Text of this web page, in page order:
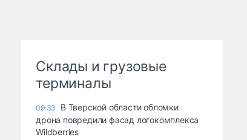
Склады и грузовые
терминалы
09:33
В Тверской области обломки
дрона повредили фасад логокомплекса
Wildberries